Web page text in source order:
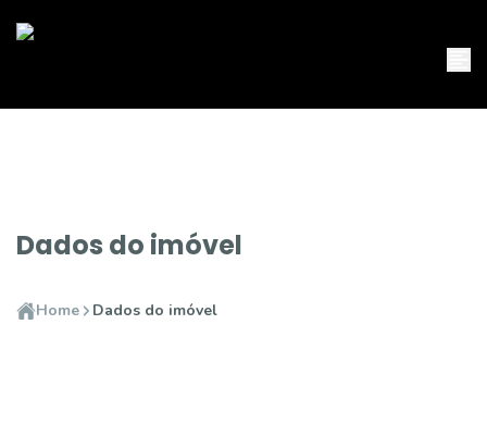
Dados do imóvel
Home Dados do imóvel